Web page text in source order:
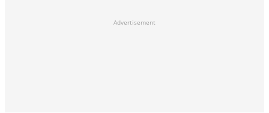
Advertisement